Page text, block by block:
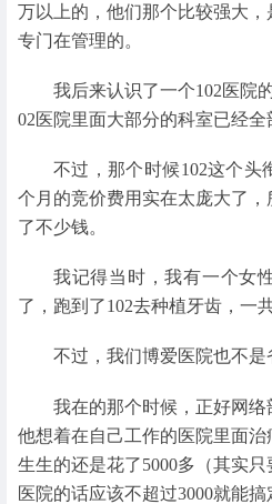
万以上的，他们那个比较强大
专门在管理的。
我后来认识了一个102医院
02医院里面大部分的科室已经全
不过，那个时候102这个头
个月的竞价费用实在太庞大了
了不少钱。
我记得当时，我有一个女
了，跑到了102去种植牙齿，一
不过，我们博爱医院也不是
我在的那个时候，正好网络
他想着在自己工作的医院里面
生生的还是花了5000多（其实
医院的话应该不超过3000就能搞